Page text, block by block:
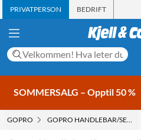
PRIVATPERSON BEDRIFT
SOMMERSALG – Opptil 50 %
GOPRO GOPRO HANDLEBAR/